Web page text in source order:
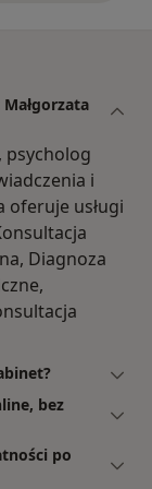
psycholog
i
oferuje usługi
Diagnoza
bez
po